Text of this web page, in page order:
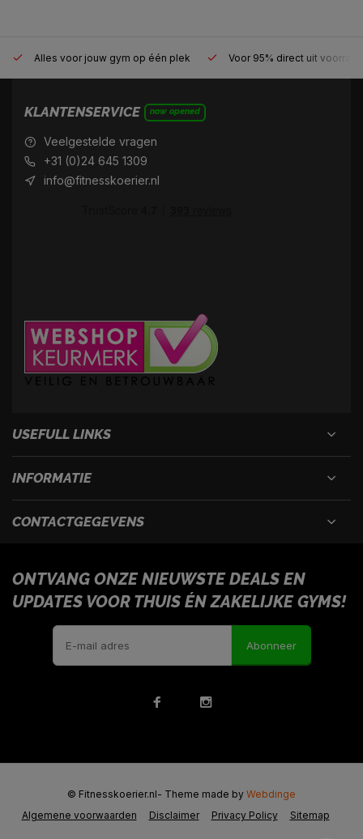
Alles voor jouw gym op één plek Voor 95% direct uit
KLANTENSERVICE now opened
Veelgestelde vragen
+31 (0)24 645 1309
info@fitnesskoerier.nl
USEFULL LINKS
INFORMATIE
CONTACTGEGEVENS
ONTVANG ONZE NIEUWSTE DEALS EN
UPDATES VOOR THUIS ÉN ZAKELIJKE GYMS!
Abonneer
Algemene voorwaarden Disclaimer Privacy Policy Sitemap
© Fitnesskoerier.nl- Theme made by Webdinge